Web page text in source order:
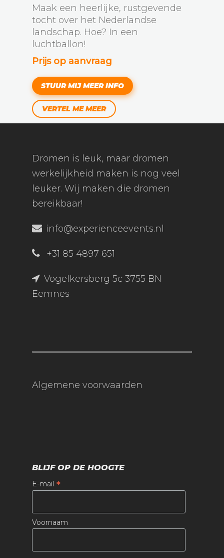
Maak een heerlijke, rustgevende
tocht over het Nederlandse
landschap. Hoe? In een
luchtballon!
Prijs op aanvraag
STUUR MIJ MEER INFO
VERTEL ME MEER
Dromen is leuk, maar dromen
werkelijkheid maken is nog veel
leuker. Wij maken die dromen
bereikbaar!
info@experienceevents.nl
+31 85 4897 651
Vogelkersberg 5c 3755 BN
Eemnes
Algemene voorwaarden
BLIJF OP DE HOOGTE
E-mail *
Voornaam